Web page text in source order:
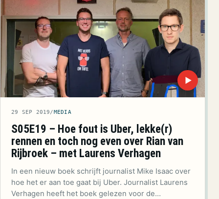
▶
29 SEP 2019/ MEDIA
S05E19 – Hoe fout is Uber, lekke(r)
rennen en toch nog even over Rian van
Rijbroek – met Laurens Verhagen
In een nieuw boek schrijft journalist Mike Isaac over
hoe het er aan toe gaat bij Uber. Journalist Laurens
Verhagen heeft het boek gelezen voor de…